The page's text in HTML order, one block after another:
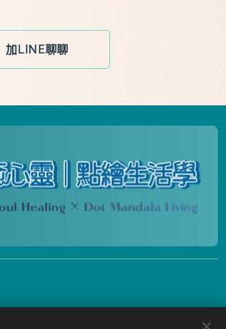
加LINE聊聊💬